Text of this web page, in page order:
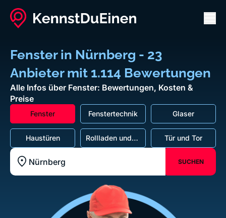
Fenster in Nürnberg - 23
Anbieter mit 1.114 Bewertungen
Alle Infos über Fenster: Bewertungen, Kosten &
Preise
Fenster Fenstertechnik Glaser
Haustüren
Rollladen und
Markisen
Tür und Tor
Standort z.B. Frankfurt am Main
SUCHEN